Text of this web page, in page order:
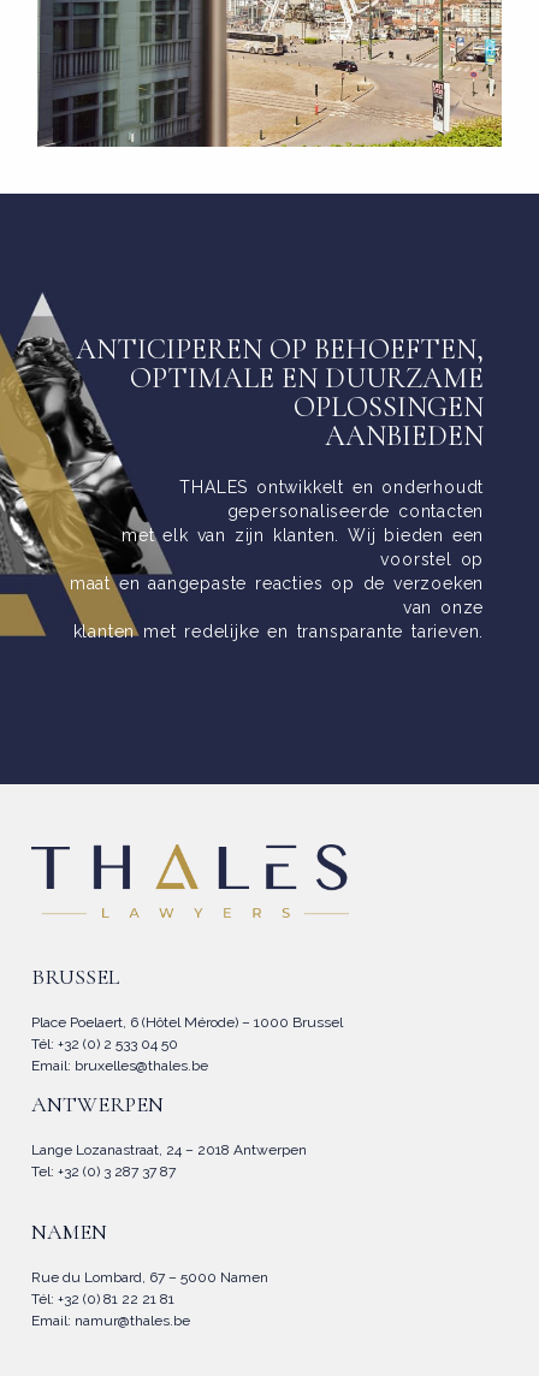
ANTICIPEREN OP BEHOEFTEN,
OPTIMALE EN DUURZAME
OPLOSSINGEN
AANBIEDEN
THALES ontwikkelt en onderhoudt
gepersonaliseerde contacten
met elk van zijn klanten. Wij bieden een
voorstel op
maat en aangepaste reacties op de verzoeken
van onze
klanten met redelijke en transparante tarieven.
BRUSSEL
Place Poelaert, 6 (Hôtel Mérode) – 1000 Brussel
Tél: +32 (0) 2 533 04 50
Email: bruxelles@thales.be
ANTWERPEN
Lange Lozanastraat, 24 – 2018 Antwerpen
Tel: +32 (0) 3 287 37 87
NAMEN
Rue du Lombard, 67 – 5000 Namen
Tél: +32 (0) 81 22 21 81
Email: namur@thales.be